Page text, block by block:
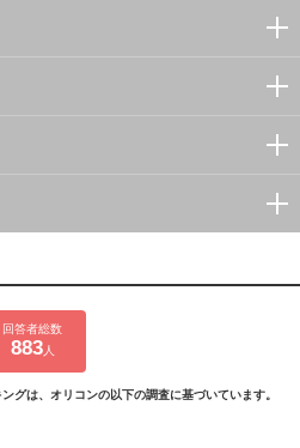
回答者総数
883人
グは、オリコンの以下の調査に基づいています。